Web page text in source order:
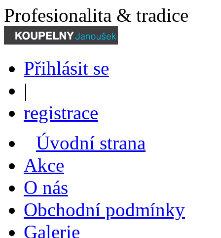
Profesionalita & tradice
Přihlásit se
|
registrace
Úvodní strana
Akce
O nás
Obchodní podmínky
Galerie